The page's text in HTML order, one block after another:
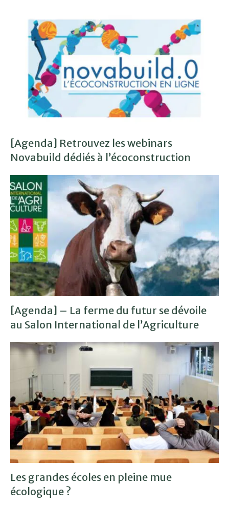
[Agenda] Retrouvez les webinars
Novabuild dédiés à l’écoconstruction
[Agenda] – La ferme du futur se dévoile
au Salon International de l’Agriculture
Les grandes écoles en pleine mue
écologique ?